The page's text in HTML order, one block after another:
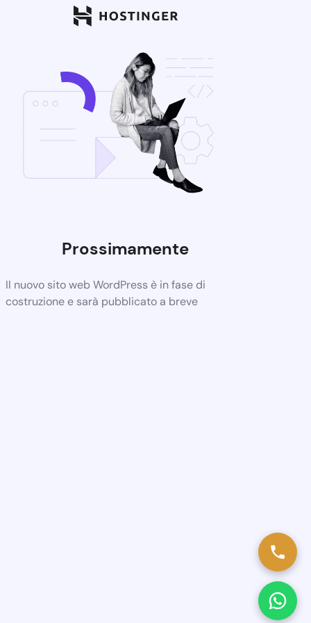
Prossimamente
Il nuovo sito web WordPress è in fase di
costruzione e sarà pubblicato a breve